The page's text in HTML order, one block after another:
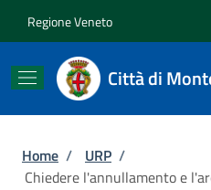
Regione Veneto
Città di
Briciole di pane
Home / URP /
Chiedere l'annullamento e